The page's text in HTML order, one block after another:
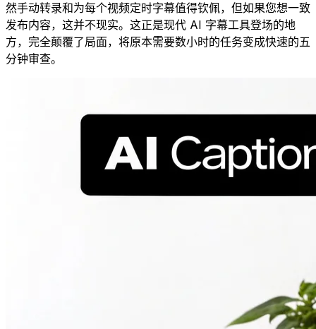
然手动转录和为每个视频定时字幕值得钦佩，但如果您想一致
发布内容，这并不现实。这正是现代 AI 字幕工具登场的地
方，完全颠覆了局面，将原本需要数小时的任务变成快速的五
分钟审查。